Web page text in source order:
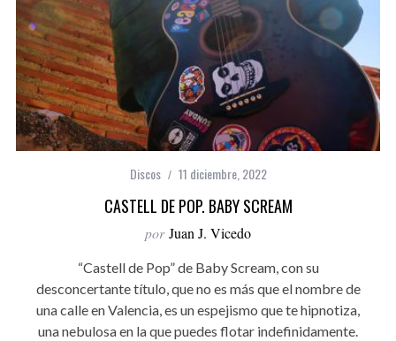
Discos 11 diciembre, 2022
CASTELL DE POP. BABY SCREAM
por Juan J. Vicedo
“Castell de Pop” de Baby Scream, con su
desconcertante título, que no es más que el nombre de
una calle en Valencia, es un espejismo que te hipnotiza,
una nebulosa en la que puedes flotar indefinidamente.